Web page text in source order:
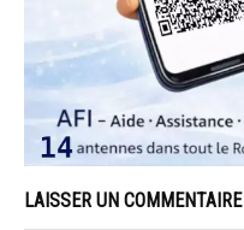
LAISSER UN COMMENTAIRE